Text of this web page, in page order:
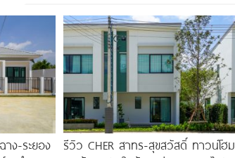
ง-ระยอง
รีวิว CHER สาทร-สุขสวัสดิ์ ทาวน์โฮม